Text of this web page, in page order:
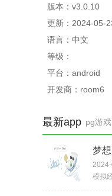
版本：v3.0.10
更新：2024-05-
语言：中文
等级：
平台：android
开发商：room6
pg游
最新app
梦
模拟